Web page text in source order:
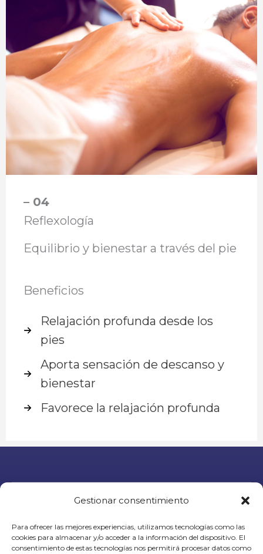
Gestionar consentimiento
Para ofrecer las mejores experiencias, utilizamos tecnologías como las
cookies para almacenar y/o acceder a la información del dispositivo. El
consentimiento de estas tecnologías nos permitirá procesar datos como
– 04
Reflexología
Equilibrio y bienestar a través del pie
Beneficios
Relajación profunda desde los
pies
Aporta sensación de descanso y
bienestar
Favorece la relajación profunda